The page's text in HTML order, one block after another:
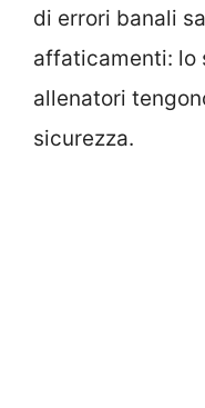
di errori banali
affaticamenti: lo
allenatori
sicurezza.